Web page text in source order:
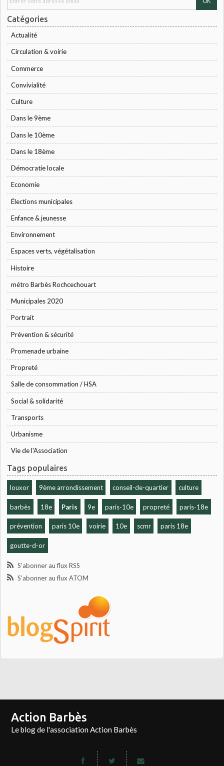
Catégories
Actualité
Circulation & voirie
Commerce
Convivialité
Culture
Dans le 9ème
Dans le 10ème
Dans le 18ème
Démocratie locale
Economie
Élections municipales
Enfance & jeunesse
Environnement
Espaces verts, végétalisation
Histoire
métro Barbès Rochcechouart
Municipales 2020
Portrait
Prévention & sécurité
Promenade urbaine
Propreté
Salle de consommation / HSA
Social & solidarité
Transports
Urbanisme
Vie de l'Association
Tags populaires
louxor 9ème arrondissement conseil-de-quartier culture
barbès 18e Paris 9e paris-10e propreté paris-18e
prévention paris 10e voirie 10e scmr paris 18e
goutte-d-or
S'abonner au flux RSS
S'abonner au flux ATOM
Action Barbès
Le blog de l'association Action Barbès